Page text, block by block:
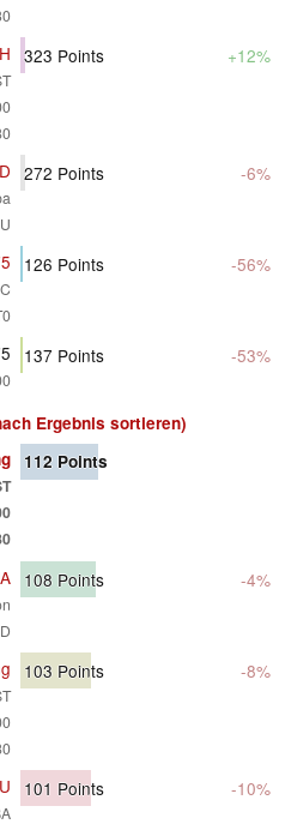
323 Points +12%
272 Points -6%
126 Points -56%
137 Points -53%
Ergebnis sortieren)
112 Points
108 Points -4%
103 Points -8%
101 Points -10%